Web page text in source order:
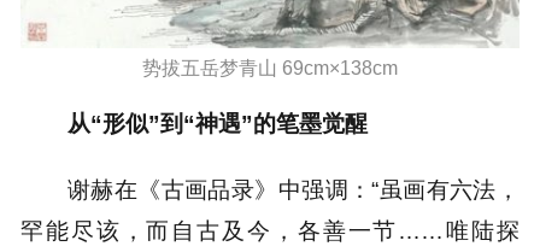
势拔五岳梦青山 69cm×138cm
从“形似”到“神遇”的笔墨觉醒
谢赫在《古画品录》中强调：“虽画有六法，
罕能尽该，而自古及今，各善一节……唯陆探